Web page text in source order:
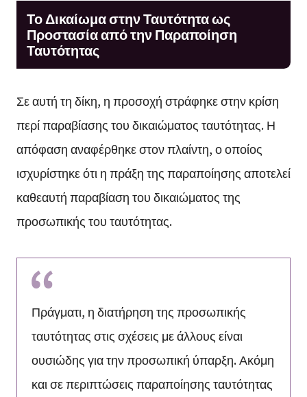
Το Δικαίωμα στην Ταυτότητα ως
Προστασία από την Παραποίηση
Ταυτότητας
Σε αυτή τη δίκη, η προσοχή στράφηκε στην κρίση
περί παραβίασης του δικαιώματος ταυτότητας. Η
απόφαση αναφέρθηκε στον πλαίντη, ο οποίος
ισχυρίστηκε ότι η πράξη της παραποίησης αποτελεί
καθεαυτή παραβίαση του δικαιώματος της
προσωπικής του ταυτότητας.
Πράγματι, η διατήρηση της προσωπικής
ταυτότητας στις σχέσεις με άλλους είναι
ουσιώδης για την προσωπική ύπαρξη. Ακόμη
και σε περιπτώσεις παραποίησης ταυτότητας